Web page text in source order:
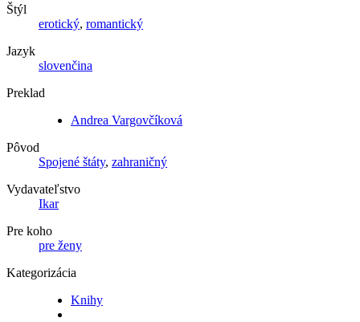
Štýl
erotický, romantický
Jazyk
slovenčina
Preklad
Andrea Vargovčíková
Pôvod
Spojené štáty, zahraničný
Vydavateľstvo
Ikar
Pre koho
pre ženy
Kategorizácia
Knihy